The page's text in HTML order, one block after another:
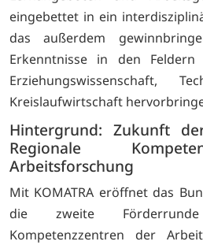
eingebettet in ein
das außerdem
Erkenntnisse in den Feldern
Erziehungswissenschaft,
Kreislaufwirtschaft
Hintergrund: Zukunft
Regionale
Arbeitsforschung
Mit KOMATRA eröffnet das
die zweite
Kompetenzzentren der